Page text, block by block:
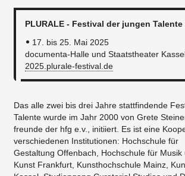
PLURALE - Festival der jungen Talente
17. bis 25. Mai 2025
documenta-Halle und Staatstheater
2025.plurale-festival.de
Das alle zwei bis drei Jahre stattfindende
Talente wurde im Jahr 2000 von Grete
freunde der hfg e.v., initiiert. Es ist eine
verschiedenen Institutionen: Hochschule für
Gestaltung Offenbach, Hochschule für
Kunst Frankfurt, Kunsthochschule Mainz,